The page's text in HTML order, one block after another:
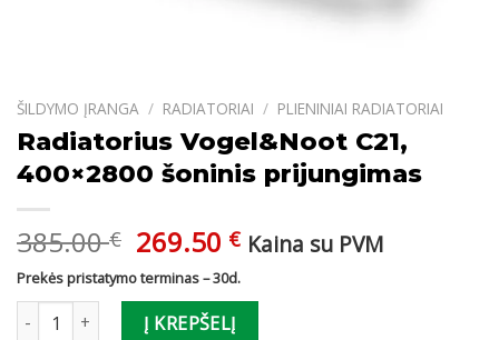
ŠILDYMO ĮRANGA / RADIATORIAI / PLIENINIAI RADIATORIAI
Radiatorius Vogel&Noot C21,
400×2800 šoninis prijungimas
385.00€ Original
price
was:
385.00 €.
269.50 €Current
is:
Kaina su PVM
Prekės pristatymo terminas – 30d.
produkto kiekis: Radiatorius Vogel&Noot C21, 400x2800 šoninis
Į KREPŠELĮ